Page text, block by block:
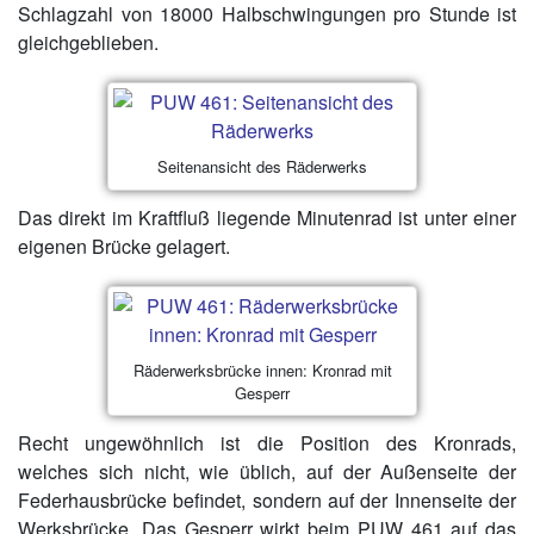
Schlagzahl von 18000 Halbschwingungen pro Stunde ist
gleichgeblieben.
Seitenansicht des Räderwerks
Das direkt im Kraftfluß liegende Minutenrad ist unter einer
eigenen Brücke gelagert.
Räderwerksbrücke innen: Kronrad mit
Gesperr
Recht ungewöhnlich ist die Position des Kronrads,
welches sich nicht, wie üblich, auf der Außenseite der
Federhausbrücke befindet, sondern auf der Innenseite der